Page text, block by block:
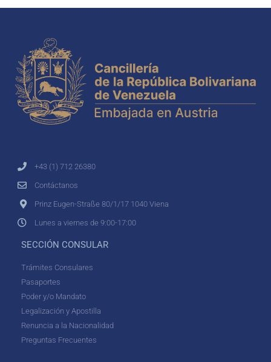
+43 (1) 712 26380
Contáctanos
Prinz Eugen-Straße 80/1/17 1040 Viena
Lunes a viernes de 9:00-17:00
SECCIÓN CONSULAR
Trámites Consulares
Pasaportes
Poder y/o Mandato
Legalización y Apostilla
Renuncia a la Nacionalidad
Preguntas Frecuentes